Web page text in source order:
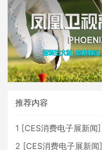
推荐内容
1 [CES消费电子展新闻]
2 [CES消费电子展新闻]